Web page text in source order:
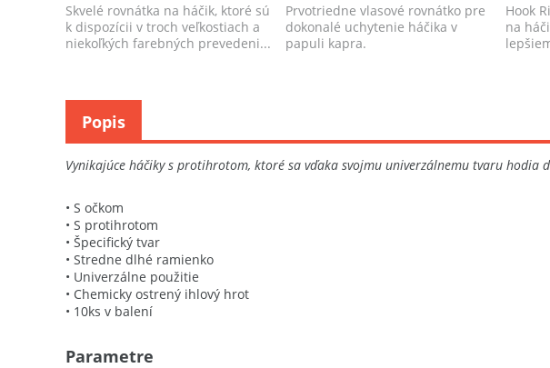
Skvelé rovnátka na háčik, ktoré sú
k dispozícii v troch veľkostiach a
niekoľkých farebných prevedeni...
Prvotriedne vlasové rovnátko pre
dokonalé uchytenie háčika v
papuli kapra.
Hook
na
Vynikajúce háčiky s protihrotom, ktoré sa vďaka svojmu univerzálnemu tvaru hodia
• S očkom
• S protihrotom
• Špecifický tvar
• Stredne dlhé ramienko
• Univerzálne použitie
• Chemicky ostrený ihlový hrot
• 10ks v balení
Parametre
Popis